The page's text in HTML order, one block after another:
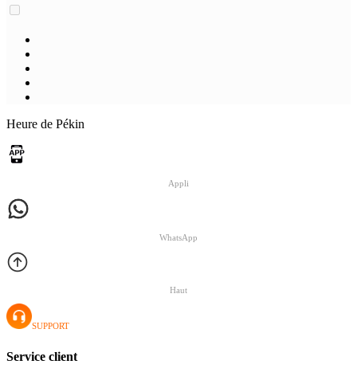
Heure de Pékin
Appli
WhatsApp
Haut
SUPPORT
Service client